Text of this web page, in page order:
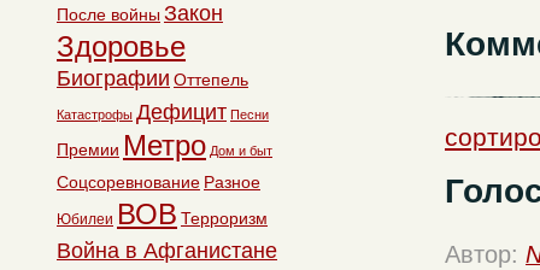
Автор:
После войны Закон
Здоровье
Биографии Оттепель
Катастрофы Дефицит Песни
Премии Метро Дом и быт
Соцсоревнование Разное
Юбилеи ВОВ Терроризм
Война в Афганистане